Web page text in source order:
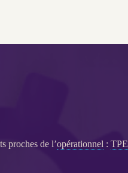
proches de l’opérationnel :TPE